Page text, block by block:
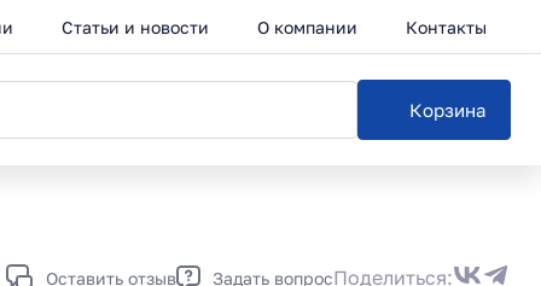
Статьи и новости О компании Контакты
Корзина
Оставить отзыв Задать вопросПоделиться: